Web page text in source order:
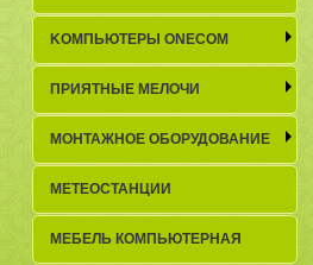
KОМПЬЮТЕРЫ ONECOM
ПРИЯТНЫЕ МЕЛОЧИ
МОНТАЖНОЕ ОБОРУДОВАНИЕ
МЕТЕОСТАНЦИИ
МЕБЕЛЬ КОМПЬЮТЕРНАЯ